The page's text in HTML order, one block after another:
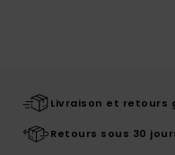
Livraison et retours
Retours sous 30